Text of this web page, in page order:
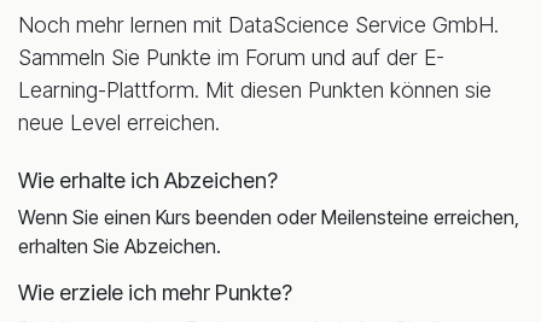
Noch mehr lernen mit DataScience Service GmbH.
Sammeln Sie Punkte im Forum und auf der E-
Learning-Plattform. Mit diesen Punkten können sie
neue Level erreichen.
Wie erhalte ich Abzeichen?
Wenn Sie einen Kurs beenden oder Meilensteine erreichen,
erhalten Sie Abzeichen.
Wie erziele ich mehr Punkte?